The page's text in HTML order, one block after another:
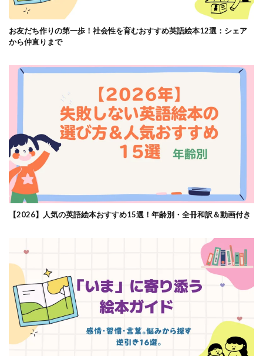
お友だち作りの第一歩！社会性を育むおすすめ英語絵本12選：シェア
から仲直りまで
【2026】人気の英語絵本おすすめ15選！年齢別・全冊和訳＆動画付き